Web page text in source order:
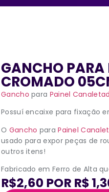
GANCHO
CROMADO
Gancho para Painel
Possuí encaixe para fixação
O Gancho paraPainel
usado para expor peças de
outros itens!
Fabricado em Ferro de Alta
R$2,60 POR R$